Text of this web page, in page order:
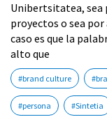
Unibertsitatea, sea
proyectos o sea
caso es que la
alto que
#brand culture
#persona #Sintetia